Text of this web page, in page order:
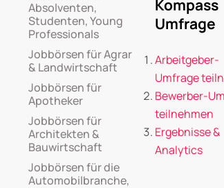
Absolventen,
Studenten, Young
Professionals
Jobbörsen für Agrar
& Landwirtschaft
Jobbörsen für
Apotheker
Jobbörsen für
Architekten &
Bauwirtschaft
Jobbörsen für die
Automobilbranche,
Kompass
Umfrage
Arbeitgeber-
Umfrage
Bewerber-
teilnehmen
Ergebnisse &
Analytics